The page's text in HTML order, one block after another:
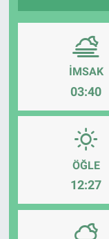
İMSAK
03:40
ÖĞLE
12:27